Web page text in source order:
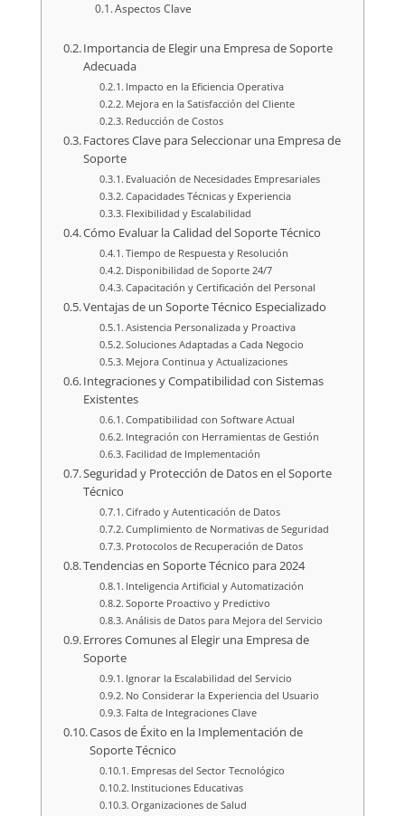
Aspectos Clave
Importancia de Elegir una Empresa de Soporte
Adecuada
Impacto en la Eficiencia Operativa
Mejora en la Satisfacción del Cliente
Reducción de Costos
Factores Clave para Seleccionar una Empresa de
Soporte
Evaluación de Necesidades Empresariales
Capacidades Técnicas y Experiencia
Flexibilidad y Escalabilidad
Cómo Evaluar la Calidad del Soporte Técnico
Tiempo de Respuesta y Resolución
Disponibilidad de Soporte 24/7
Capacitación y Certificación del Personal
Ventajas de un Soporte Técnico Especializado
Asistencia Personalizada y Proactiva
Soluciones Adaptadas a Cada Negocio
Mejora Continua y Actualizaciones
Integraciones y Compatibilidad con Sistemas
Existentes
Compatibilidad con Software Actual
Integración con Herramientas de Gestión
Facilidad de Implementación
Seguridad y Protección de Datos en el Soporte
Técnico
Cifrado y Autenticación de Datos
Cumplimiento de Normativas de Seguridad
Protocolos de Recuperación de Datos
Tendencias en Soporte Técnico para 2024
Inteligencia Artificial y Automatización
Soporte Proactivo y Predictivo
Análisis de Datos para Mejora del Servicio
Errores Comunes al Elegir una Empresa de
Soporte
Ignorar la Escalabilidad del Servicio
No Considerar la Experiencia del Usuario
Falta de Integraciones Clave
Casos de Éxito en la Implementación de
Soporte Técnico
Empresas del Sector Tecnológico
Instituciones Educativas
Organizaciones de Salud